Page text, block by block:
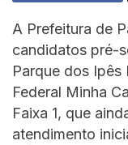
A Prefeitura de
candidatos pré-
Parque dos Ipês
Federal Minha
Faixa 1, que
atendimento